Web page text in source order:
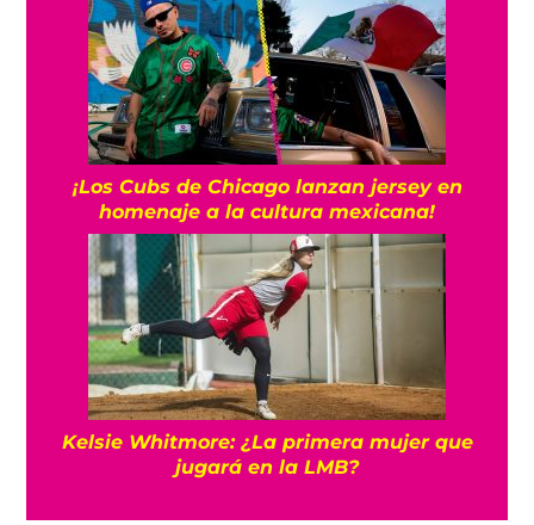
¡Los Cubs de Chicago lanzan jersey en
homenaje a la cultura mexicana!
Kelsie Whitmore: ¿La primera mujer que
jugará en la LMB?